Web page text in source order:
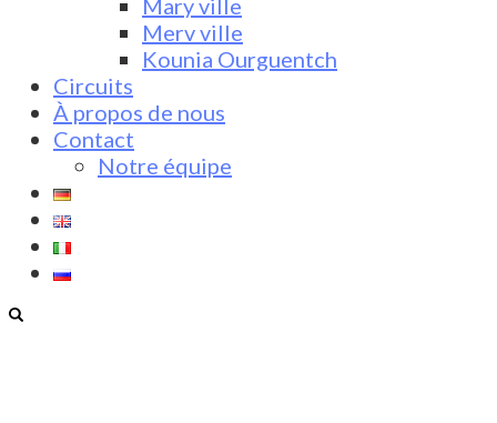
Mary ville
Merv ville
Kounia Ourguentch
Circuits
À propos de nous
Contact
Notre équipe